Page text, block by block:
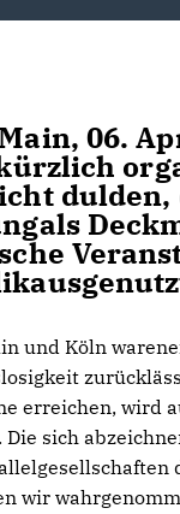
06.
dulden,
und Köln
erreichen, wird
sich
wir